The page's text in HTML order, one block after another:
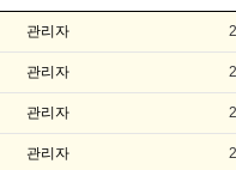
관리자
관리자
관리자
관리자